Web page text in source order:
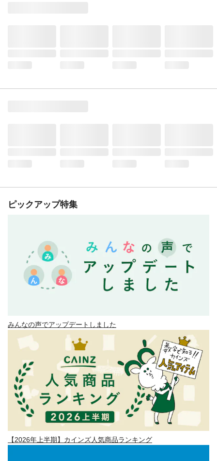
ピックアップ特集
みんなの声でアップデートしました
【2026年上半期】カインズ人気商品ランキング